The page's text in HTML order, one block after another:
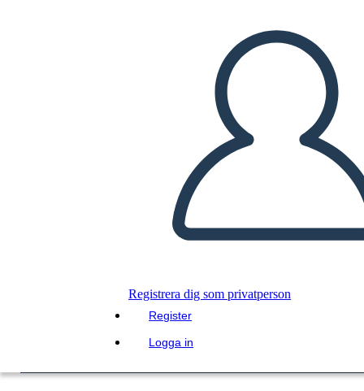
Registrera dig som privatperson
Register
Logga in
LÄS FÖR MIG